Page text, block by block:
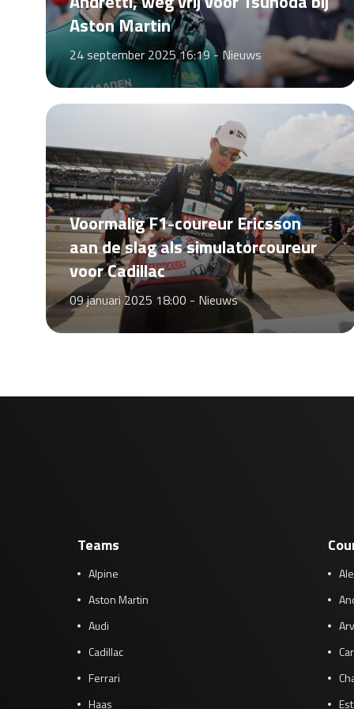
Aston Martin
24 september 2025 16:19 - Nieuws
Voormalig F1-coureur Ericsson
aan de slag als simulatorcoureur
voor Cadillac
09 januari 2025 18:00 - Nieuws
Teams
Alpine
Aston Martin
Audi
Cadillac
Ferrari
Haas